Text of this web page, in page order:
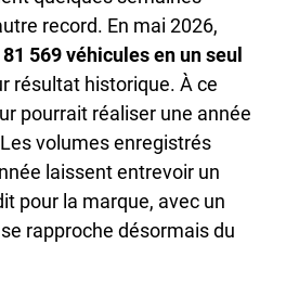
record. En mai 2026,
81 569 véhicules en un seul
résultat historique. À ce
pourrait réaliser une année
volumes enregistrés
laissent entrevoir un
pour la marque, avec un
rapproche désormais du